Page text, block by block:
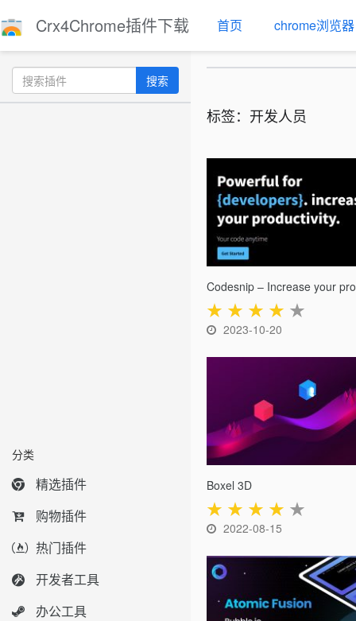
Crx4Chrome插件下载 首页 chrome浏览器
搜索
分类
精选插件
购物插件
热门插件
开发者工具
办公工具
标签：开发人员
★ ★ ★ ★ ★
2023-10-20
Boxel 3D
★ ★ ★ ★ ★
2022-08-15